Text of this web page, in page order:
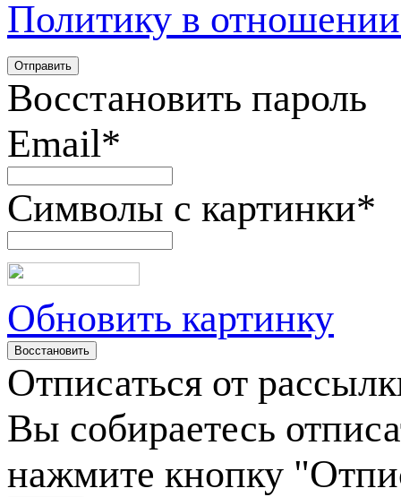
Политику в
Восстановить пароль
Email*
Символы с картинки*
Обновить картинку
Отписаться от
Вы собираетесь
нажмите кнопку